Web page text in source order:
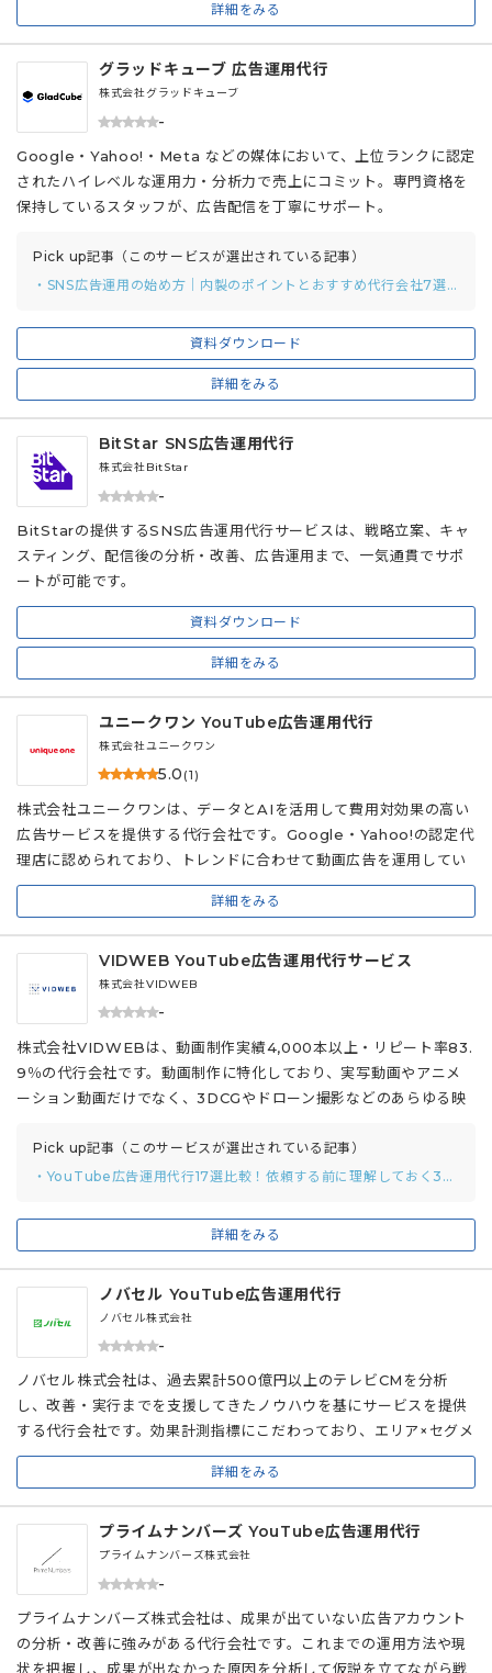
詳細をみる
グラッドキューブ 広告運用代行
株式会社グラッドキューブ
-
資料ダウンロード
詳細をみる
Google・Yahoo!・Meta などの媒体において、上位ランクに認定
されたハイレベルな運用力・分析力で売上にコミット。専門資格を
保持しているスタッフが、広告配信を丁寧にサポート。
Pick up記事（このサービスが選出されている記事）
・SNS広告運用の始め方｜内製のポイントとおすすめ代行会社7選も紹介
BitStar SNS広告運用代行
株式会社BitStar
-
資料ダウンロード
詳細をみる
BitStarの提供するSNS広告運用代行サービスは、戦略立案、キャ
スティング、配信後の分析・改善、広告運用まで、一気通貫でサポ
ートが可能です。
ユニークワン YouTube広告運用代行
株式会社ユニークワン
5.0 (1)
詳細をみる
株式会社ユニークワンは、データとAIを活用して費用対効果の高い
広告サービスを提供する代行会社です。Google・Yahoo!の認定代
理店に認められており、トレンドに合わせて動画広告を運用してい
ます。 広告運用だけでなく、TVCM素材も有効活用した最適な動画
クリエイティブの提案・制作など、領域を超えた成果につながる提
案が受けられるのが特徴です。加えて、同社が独自開発した広告レ
ポートツール「racooon（ラクーン）」により、依頼者側で広告の
配信状況・レポーディングに必要な情報がリアルタイムで確認でき
るのも嬉しいポイントです。
VIDWEB YouTube広告運用代行サービス
株式会社VIDWEB
-
詳細をみる
株式会社VIDWEBは、動画制作実績4,000本以上・リピート率83.
9％の代行会社です。動画制作に特化しており、実写動画やアニメ
ーション動画だけでなく、3DCGやドローン撮影などのあらゆる映
指して初期設計と運用改善を実施し、広告パフォーマンスの最大化
を目指して細やかにチューニングします。専任のマーケターが動画
画制作を実現しています。
Pick up記事（このサービスが選出されている記事）
・YouTube広告運用代行17選比較！依頼する前に理解しておく3つのポイントまで解説
ノバセル YouTube広告運用代行
ノバセル株式会社
-
詳細をみる
ノバセル株式会社は、過去累計500億円以上のテレビCMを分析
し、改善・実行までを支援してきたノウハウを基にサービスを提供
する代行会社です。効果計測指標にこだわっており、エリア×セグメ
ント×動画単位でセッション、指名検索数を洗い出し、レスポンス
計測を行って広告効果の改善につなげています。 事業会社・大手広
告代理店などの出身者が在籍しており、各企業のマーケティング施
策を分析・調査し、ファクトをもとに評価から改善まで伴走する代
行会社です。
プライムナンバーズ YouTube広告運用代行
プライムナンバーズ株式会社
-
プライムナンバーズ株式会社は、成果が出ていない広告アカウント
の分析・改善に強みがある代行会社です。これまでの運用方法や現
状を把握し、成果が出なかった原因を分析して仮説を立てながら戦